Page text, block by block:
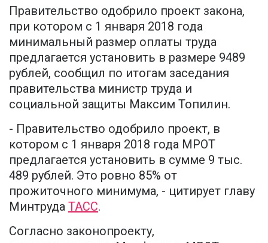
Правительство одобрило проект закона,
при котором с 1 января 2018 года
минимальный размер оплаты труда
предлагается установить в размере 9489
рублей, сообщил по итогам заседания
правительства министр труда и
социальной защиты Максим Топилин.
- Правительство одобрило проект, в
котором с 1 января 2018 года МРОТ
предлагается установить в сумме 9 тыс.
489 рублей. Это ровно 85% от
прожиточного минимума, - цитирует главу
Минтруда ТАСС.
Согласно законопроекту,